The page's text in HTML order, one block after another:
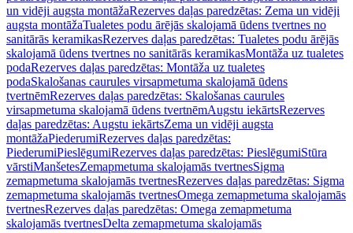
un vidēji augsta montāžaRezerves daļas paredzētas: Zema un vidēji
augsta montāžaTualetes podu ārējās skalojamā ūdens tvertnes no
sanitārās keramikasRezerves daļas paredzētas: Tualetes podu ārējās
skalojamā ūdens tvertnes no sanitārās keramikasMontāža uz tualetes
podaRezerves daļas paredzētas: Montāža uz tualetes
podaSkalošanas caurules virsapmetuma skalojamā ūdens
tvertnēmRezerves daļas paredzētas: Skalošanas caurules
virsapmetuma skalojamā ūdens tvertnēmAugstu iekārtsRezerves
daļas paredzētas: Augstu iekārtsZema un vidēji augsta
montāžaPiederumiRezerves daļas paredzētas:
PiederumiPieslēgumiRezerves daļas paredzētas: PieslēgumiStūra
vārstiManšetesZemapmetuma skalojamās tvertnesSigma
zemapmetuma skalojamās tvertnesRezerves daļas paredzētas: Sigma
zemapmetuma skalojamās tvertnesOmega zemapmetuma skalojamās
tvertnesRezerves daļas paredzētas: Omega zemapmetuma
skalojamās tvertnesDelta zemapmetuma skalojamās